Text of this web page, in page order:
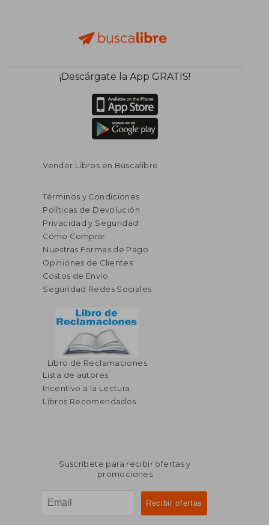
¡Descárgate la App GRATIS!
Vender Libros en Buscalibre
Términos y Condiciones
Políticas de Devolución
Privacidad y Seguridad
Cómo Comprar
Nuestras Formas de Pago
Opiniones de Clientes
Costos de Envío
Seguridad Redes Sociales
Libro de Reclamaciones
Lista de autores
Incentivo a la Lectura
Libros Recomendados
Suscríbete para recibir ofertas y
promociones